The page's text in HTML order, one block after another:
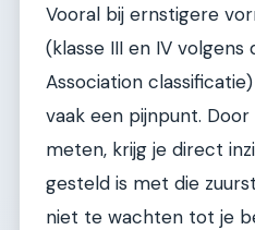
Vooral bij ernstigere
(klasse III en IV volgens
Association
vaak een pijnpunt.
meten, krijg je direct
gesteld is met die
niet te wachten tot je